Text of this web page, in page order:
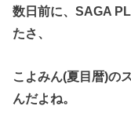
数日前に、SAGA
たさ、
こよみん(夏目暦)の
んだよね。